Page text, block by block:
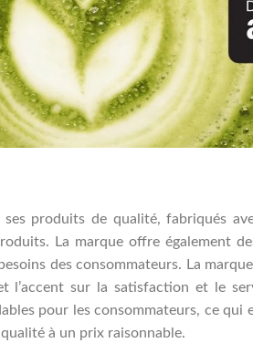
produits de qualité, fabriqués
La marque offre également
des consommateurs. La
l’accent sur la satisfaction et le
pour les consommateurs, ce qui
à un prix raisonnable.